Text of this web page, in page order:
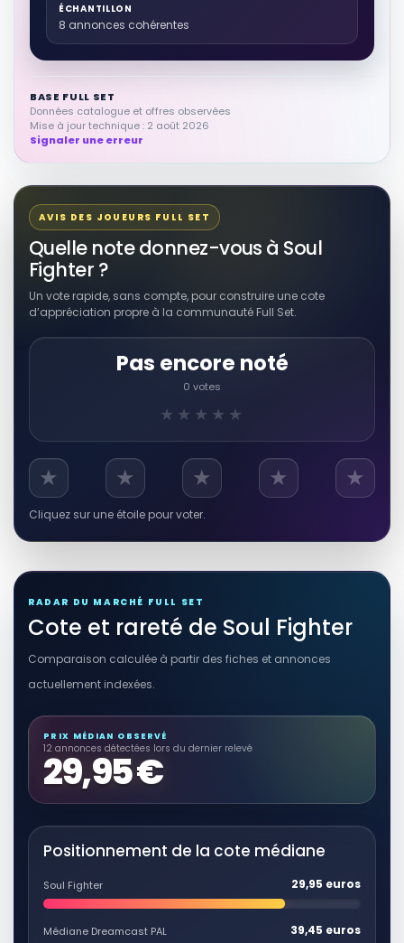
Hellkat - Fight for your soul (uncut)
The Fight for My Soul
Autres produits liés
39,18 EUR
CONSOLES + 58 / DBZ LE FILM / SOUL
EDGE / X-MEN VS STREET FIGHTER / N°
7,30 EUR
RÉSULTAT RAKUTEN À VÉRIFIER
The Fight for the Soul of the
Democratic Party
Autres produits liés
32,52 EUR
Voir sur Rakuten →
Ashura The Soul Fight
Autres produits liés
3,00 EUR
Fight for my soul
Autres produits liés
7,49 EUR
RÉSULTAT RAKUTEN À VÉRIFIER
Blue Blood And Mutiny: The Fight For
The Soul Of Morgan Stanley
Autres produits liés
5,37 EUR
ÉCHANTILLON
8 annonces cohérentes
BASE FULL SET
Données catalogue et offres observées
Mise à jour technique : 2 août 2026
Signaler une erreur
AVIS DES JOUEURS FULL SET
Quelle note donnez-vous à Soul
Fighter ?
Un vote rapide, sans compte, pour construire une cote
d’appréciation propre à la communauté Full Set.
Pas encore noté
0 votes
★★★★★
★ ★ ★ ★ ★
Cliquez sur une étoile pour voter.
RADAR DU MARCHÉ FULL SET
Cote et rareté de Soul Fighter
Comparaison calculée à partir des fiches et annonces
actuellement indexées.
PRIX MÉDIAN OBSERVÉ
12 annonces détectées lors du dernier relevé
29,95 €
Positionnement de la cote médiane
Soul Fighter 29,95 euros
Médiane Dreamcast PAL 39,45 euros